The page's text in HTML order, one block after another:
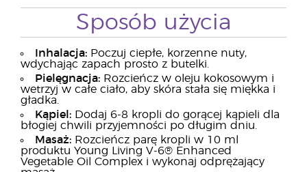
Sposób użycia
Inhalacja: Poczuj ciepłe, korzenne nuty,
wdychając zapach prosto z butelki.
Pielęgnacja: Rozcieńcz w oleju kokosowym i
wetrzyj w całe ciało, aby skóra stała się miękka i
gładka.
Kąpiel: Dodaj 6-8 kropli do gorącej kąpieli dla
błogiej chwili przyjemności po długim dniu.
Masaż: Rozcieńcz parę kropli w 10 ml
produktu Young Living V-6® Enhanced
Vegetable Oil Complex i wykonaj odprężający